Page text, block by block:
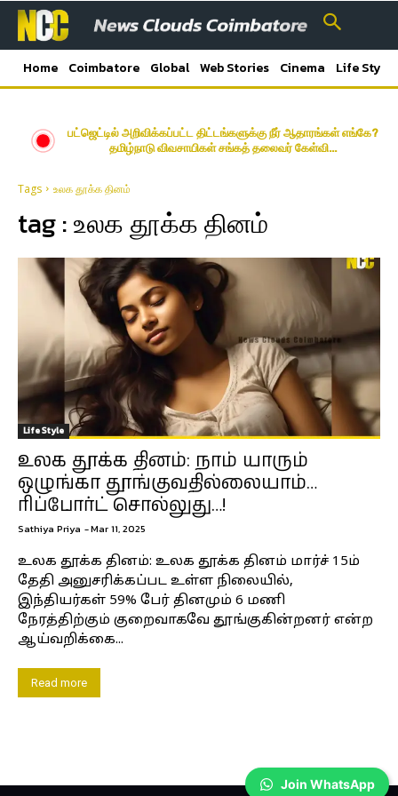
Home Coimbatore Global Web Stories Cinema Life Style
பட்ஜெட்டில் அறிவிக்கப்பட்ட திட்டங்களுக்கு நீர் ஆதாரங்கள் எங்கே?
தமிழ்நாடு விவசாயிகள் சங்கத் தலைவர் கேள்வி…
Tags உலக தூக்க தினம்
tag :உலக தூக்க தினம்
Life Style
உலக தூக்க தினம்: நாம் யாரும்
ஒழுங்கா தூங்குவதில்லையாம்…
ரிப்போர்ட் சொல்லுது…!
Sathiya Priya -Mar 11, 2025
உலக தூக்க தினம்: உலக தூக்க தினம் மார்ச் 15ம்
தேதி அனுசரிக்கப்பட உள்ள நிலையில்,
இந்தியர்கள் 59% பேர் தினமும் 6 மணி
நேரத்திற்கும் குறைவாகவே தூங்குகின்றனர் என்ற
ஆய்வறிக்கை...
Read more
Join WhatsApp